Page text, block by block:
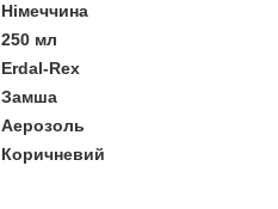
Німеччина
250 мл
Erdal-Rex
Замша
Аерозоль
Коричневий